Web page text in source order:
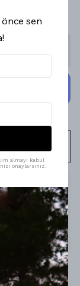
sen
almayı kabul
onaylarsınız.